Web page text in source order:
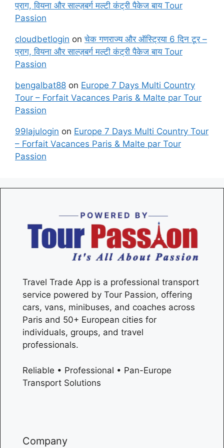
प्राग, वियना और साल्ज़बर्ग मल्टी कंट्री पैकेज बाय Tour
Passion
cloudbetlogin onचेक गणराज्य और ऑस्ट्रिया 6 दिन टूर –
प्राग, वियना और साल्ज़बर्ग मल्टी कंट्री पैकेज बाय Tour
Passion
bengalbat88 on Europe 7 Days Multi Country
Tour – Forfait Vacances Paris & Malte par Tour
Passion
99lajulogin on Europe 7 Days Multi Country Tour
– Forfait Vacances Paris & Malte par Tour
Passion
Travel Trade App is a professional transport
service powered by Tour Passion, offering
cars, vans, minibuses, and coaches across
Paris and 50+ European cities for
individuals, groups, and travel
professionals.
Reliable • Professional • Pan-Europe
Transport Solutions
Company